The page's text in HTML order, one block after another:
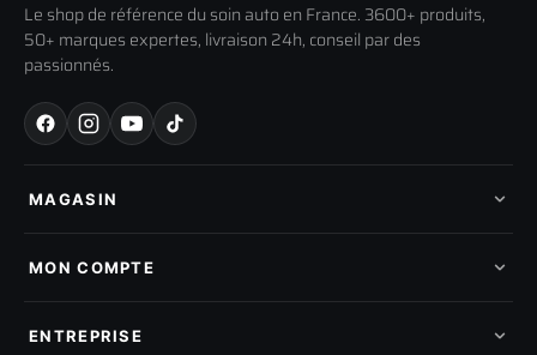
Le shop de référence du soin auto en France. 3600+ produits,
50+ marques expertes, livraison 24h, conseil par des
passionnés.
MAGASIN
Nos marques
Pads de polissage
Pièces détachées
MON COMPTE
Mes tickets SAV
ENTREPRISE